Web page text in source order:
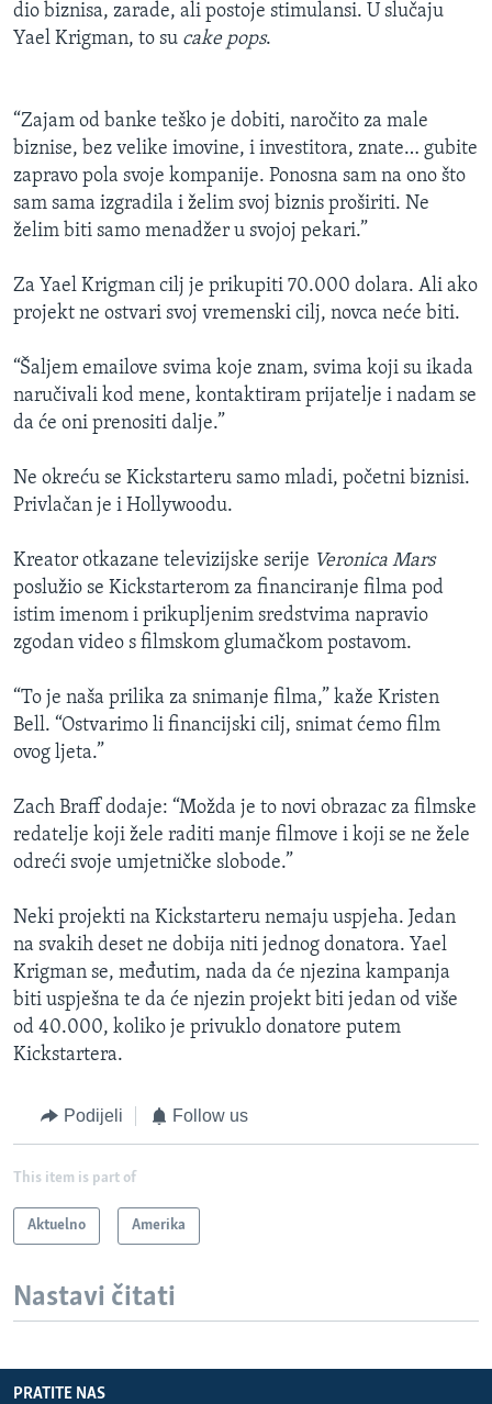
dio biznisa, zarade, ali postoje stimulansi. U slučaju
Yael Krigman, to su cake pops.
“Zajam od banke teško je dobiti, naročito za male
biznise, bez velike imovine, i investitora, znate… gubite
zapravo pola svoje kompanije. Ponosna sam na ono što
sam sama izgradila i želim svoj biznis proširiti. Ne
želim biti samo menadžer u svojoj pekari.”
Za Yael Krigman cilj je prikupiti 70.000 dolara. Ali ako
projekt ne ostvari svoj vremenski cilj, novca neće biti.
“Šaljem emailove svima koje znam, svima koji su ikada
naručivali kod mene, kontaktiram prijatelje i nadam se
da će oni prenositi dalje.”
Ne okreću se Kickstarteru samo mladi, početni biznisi.
Privlačan je i Hollywoodu.
Kreator otkazane televizijske serije Veronica Mars
poslužio se Kickstarterom za financiranje filma pod
istim imenom i prikupljenim sredstvima napravio
zgodan video s filmskom glumačkom postavom.
“To je naša prilika za snimanje filma,” kaže Kristen
Bell. “Ostvarimo li financijski cilj, snimat ćemo film
ovog ljeta.”
Zach Braff dodaje: “Možda je to novi obrazac za filmske
redatelje koji žele raditi manje filmove i koji se ne žele
odreći svoje umjetničke slobode.”
Neki projekti na Kickstarteru nemaju uspjeha. Jedan
na svakih deset ne dobija niti jednog donatora. Yael
Krigman se, međutim, nada da će njezina kampanja
biti uspješna te da će njezin projekt biti jedan od više
od 40.000, koliko je privuklo donatore putem
Kickstartera.
Podijeli Follow us
This item is part of
Aktuelno Amerika
Nastavi čitati
PRATITE NAS